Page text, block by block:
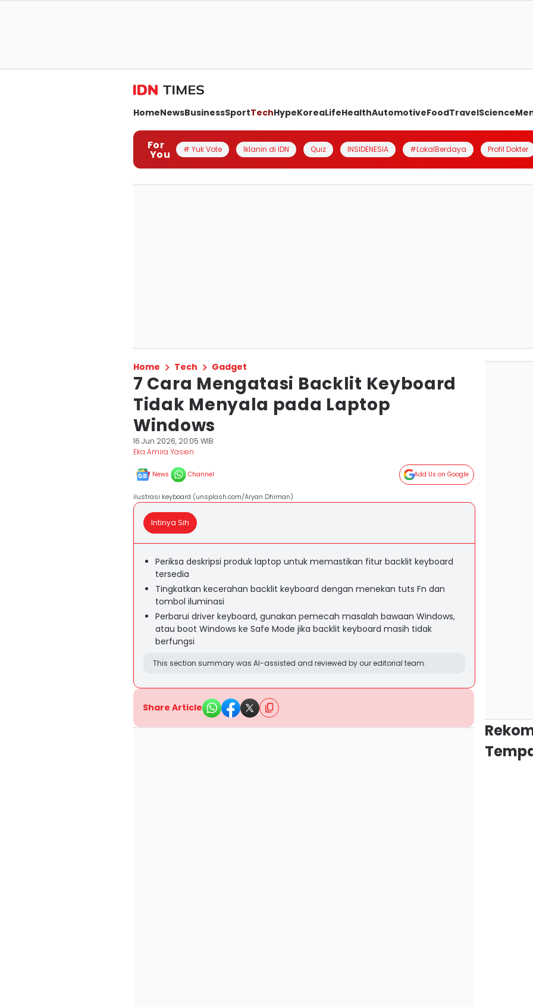
HomeNewsBusinessSportTechHypeKoreaLifeHealthAutomotiveFoodTravelScience
For
You # Yuk Vote Iklanin di IDN Quiz INSIDENESIA #LokalBerdaya Profil Dokter
Home Tech Gadget
7 Cara Mengatasi Backlit Keyboard
Tidak Menyala pada Laptop
Windows
16 Jun 2026, 20:05 WIB
Eka Amira Yasien
News Channel Add Us on Google
ilustrasi keyboard (unsplash.com/Aryan Dhiman)
Intinya Sih
Periksa deskripsi produk laptop untuk memastikan fitur backlit keyboard
tersedia
Tingkatkan kecerahan backlit keyboard dengan menekan tuts Fn dan
tombol iluminasi
Perbarui driver keyboard, gunakan pemecah masalah bawaan Windows,
atau boot Windows ke Safe Mode jika backlit keyboard masih tidak
berfungsi
This section summary was AI-assisted and reviewed by our editorial team.
Share Article